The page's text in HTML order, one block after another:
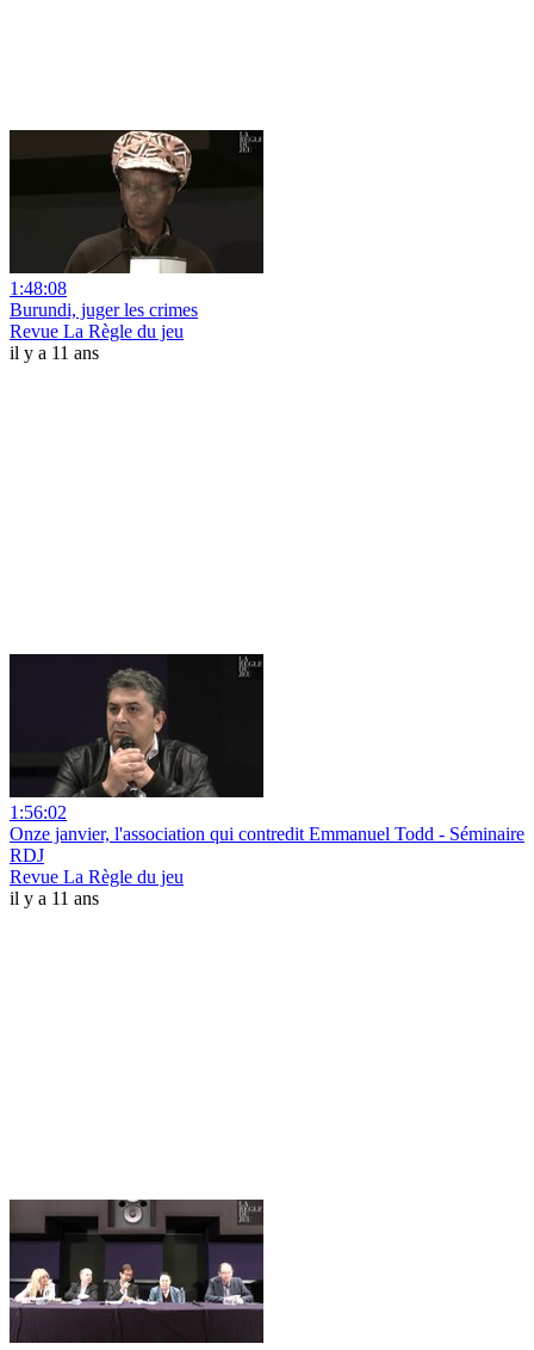
1:48:08
Burundi, juger les crimes
Revue La Règle du jeu
il y a 11 ans
1:56:02
Onze janvier, l'association qui contredit Emmanuel Todd - Séminaire
RDJ
Revue La Règle du jeu
il y a 11 ans